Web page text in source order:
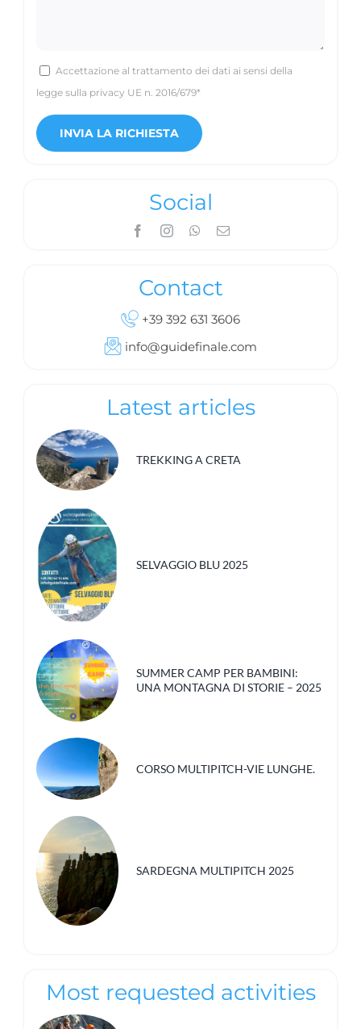
Accettazione al trattamento dei dati ai sensi della
legge sulla privacy UE n. 2016/679*
Social
Contact
+39 392 631 3606
info@guidefinale.com
Latest articles
TREKKING A CRETA
SELVAGGIO BLU 2025
SUMMER CAMP PER BAMBINI:
UNA MONTAGNA DI STORIE – 2025
CORSO MULTIPITCH-VIE LUNGHE.
SARDEGNA MULTIPITCH 2025
Most requested activities